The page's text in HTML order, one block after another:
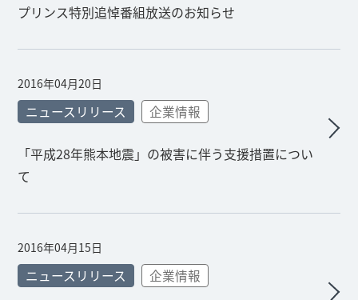
プリンス特別追悼番組放送のお知らせ
2016年04月20日
ニュースリリース 企業情報
「平成28年熊本地震」の被害に伴う支援措置につい
て
2016年04月15日
ニュースリリース 企業情報